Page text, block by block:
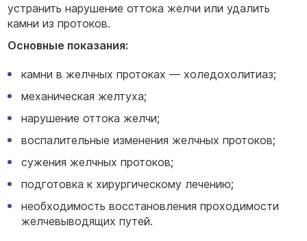
устранить нарушение оттока желчи или удалить
камни из протоков.
Основные показания:
камни в желчных протоках — холедохолитиаз;
механическая желтуха;
нарушение оттока желчи;
воспалительные изменения желчных протоков;
сужения желчных протоков;
подготовка к хирургическому лечению;
необходимость восстановления проходимости
желчевыводящих путей.